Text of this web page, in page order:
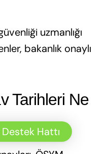
uzmanlığı
bakanlık onaylı
Tarihleri Ne
Hattı